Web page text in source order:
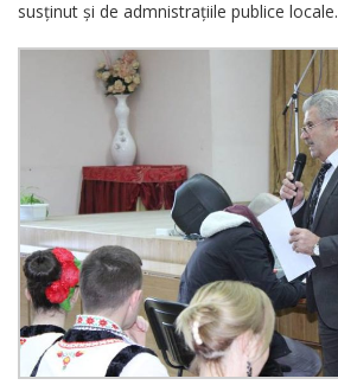
susținut și de admnistrațiile publice locale.